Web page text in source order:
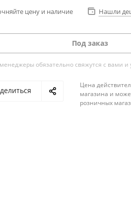
цену и наличие Нашли
Под заказ
обязательно свяжутся с вами и
Цена
магазина и
розничных